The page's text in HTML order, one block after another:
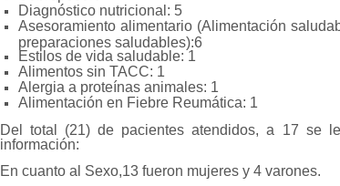
Diagnóstico nutricional: 5
Asesoramiento alimentario (Alimentación
preparaciones saludables):6
Estilos de vida saludable: 1
Alimentos sin TACC: 1
Alergia a proteínas animales: 1
Alimentación en Fiebre Reumática: 1
Del total (21) de pacientes atendidos, a 17 se
información:
En cuanto al Sexo,13 fueron mujeres y 4 varones.